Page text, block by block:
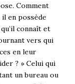
Comment
en possède
connaît et
vers qui
en leur
? » Celui qui
un bureau ou